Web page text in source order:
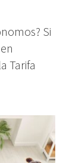
Si
Tarifa